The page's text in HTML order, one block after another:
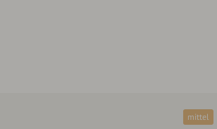
mittel